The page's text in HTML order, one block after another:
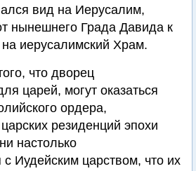
вид на Иерусалим,
нынешнего Града Давида к
иерусалимский Храм.
что дворец
царей, могут оказаться
ордера,
резиденций эпохи
настолько
Иудейским царством, что их